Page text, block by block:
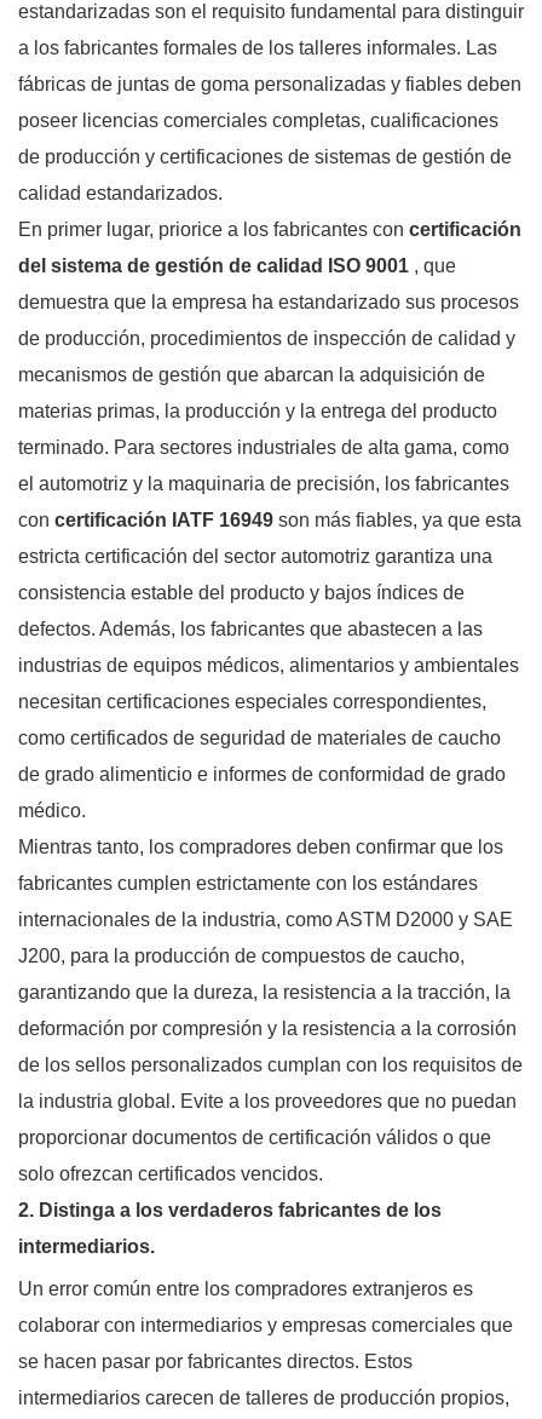
estandarizadas son el requisito fundamental para distinguir
a los fabricantes formales de los talleres informales. Las
fábricas de juntas de goma personalizadas y fiables deben
poseer licencias comerciales completas, cualificaciones
de producción y certificaciones de sistemas de gestión de
calidad estandarizados.
En primer lugar, priorice a los fabricantes con certificación
del sistema de gestión de calidad ISO 9001 , que
demuestra que la empresa ha estandarizado sus procesos
de producción, procedimientos de inspección de calidad y
mecanismos de gestión que abarcan la adquisición de
materias primas, la producción y la entrega del producto
terminado. Para sectores industriales de alta gama, como
el automotriz y la maquinaria de precisión, los fabricantes
con certificación IATF 16949 son más fiables, ya que esta
estricta certificación del sector automotriz garantiza una
consistencia estable del producto y bajos índices de
defectos. Además, los fabricantes que abastecen a las
industrias de equipos médicos, alimentarios y ambientales
necesitan certificaciones especiales correspondientes,
como certificados de seguridad de materiales de caucho
de grado alimenticio e informes de conformidad de grado
médico.
Mientras tanto, los compradores deben confirmar que los
fabricantes cumplen estrictamente con los estándares
internacionales de la industria, como ASTM D2000 y SAE
J200, para la producción de compuestos de caucho,
garantizando que la dureza, la resistencia a la tracción, la
deformación por compresión y la resistencia a la corrosión
de los sellos personalizados cumplan con los requisitos de
la industria global. Evite a los proveedores que no puedan
proporcionar documentos de certificación válidos o que
solo ofrezcan certificados vencidos.
2. Distinga a los verdaderos fabricantes de los
intermediarios.
Un error común entre los compradores extranjeros es
colaborar con intermediarios y empresas comerciales que
se hacen pasar por fabricantes directos. Estos
intermediarios carecen de talleres de producción propios,